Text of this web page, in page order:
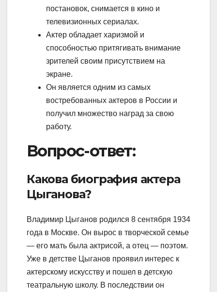
постановок, снимается в кино и
телевизионных сериалах.
Актер обладает харизмой и
способностью притягивать внимание
зрителей своим присутствием на
экране.
Он является одним из самых
востребованных актеров в России и
получил множество наград за свою
работу.
Вопрос-ответ:
Какова биография актера
Цыганова?
Владимир Цыганов родился 8 сентября 1934
года в Москве. Он вырос в творческой семье
— его мать была актрисой, а отец — поэтом.
Уже в детстве Цыганов проявил интерес к
актерскому искусству и пошел в детскую
театральную школу. В последствии он